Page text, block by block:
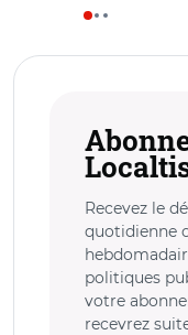
Recevez le
quotidienne
politiques
votre
recevrez